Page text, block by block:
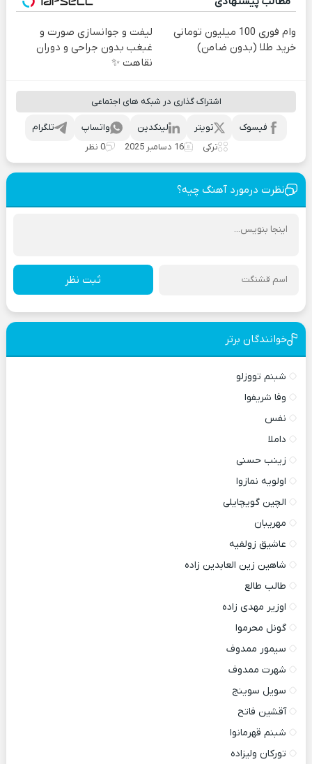
وام فوری 100 میلیون تومانی
خرید طلا (بدون ضامن)
لیفت و جوانسازی صورت و
غبغب بدون جراحی و دوران
نقاهت ✨
اشتراک گذاری در شبکه های اجتماعی
تلگرام واتساپ لینکدین تویتر
فیسوک
ترکی
16 دسامبر 2025 0 نظر
نظرت درمورد آهنگ چیه؟
ثبت نظر
خوانندگان برتر
شبنم تووزلو
وفا شریفوا
نفس
داملا
زینب حسنی
اولویه نمازوا
الچین گویچایلی
مهریبان
عاشیق زولفیه
شاهین زین العابدین زاده
طالب طالع
اوزیر مهدی زاده
گونل محرموا
سیمور ممدوف
شهرت ممدوف
سویل سوینج
آقشین فاتح
شبنم قهرمانوا
تورکان ولیزاده